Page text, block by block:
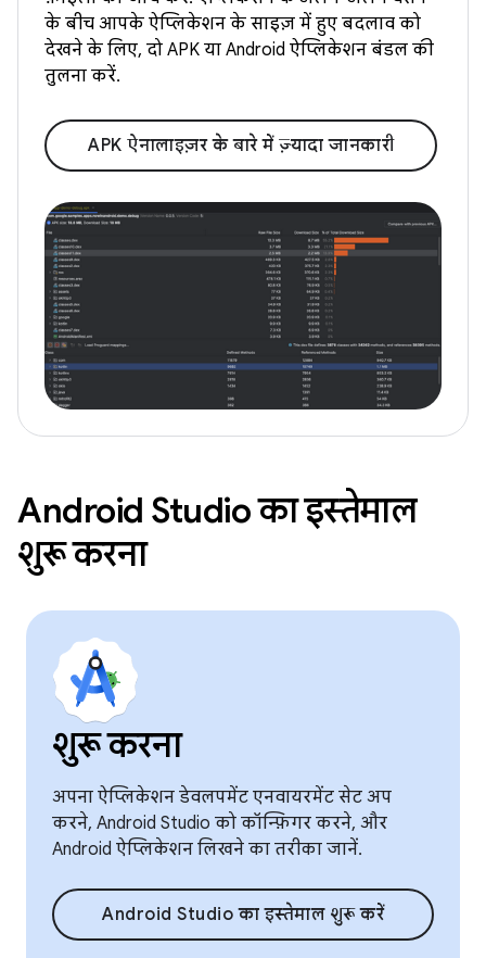
के बीच आपके ऐप्लिकेशन के साइज़ में हुए बदलाव को
देखने के लिए, दो APK या Android ऐप्लिकेशन बंडल की
तुलना करें.
APK ऐनालाइज़र के बारे में ज़्यादा जानकारी
Android Studio का इस्तेमाल
शुरू करना
शुरू करना
अपना ऐप्लिकेशन डेवलपमेंट एनवायरमेंट सेट अप
करने, Android Studio को कॉन्फ़िगर करने, और
Android ऐप्लिकेशन लिखने का तरीका जानें.
Android Studio का इस्तेमाल शुरू करें